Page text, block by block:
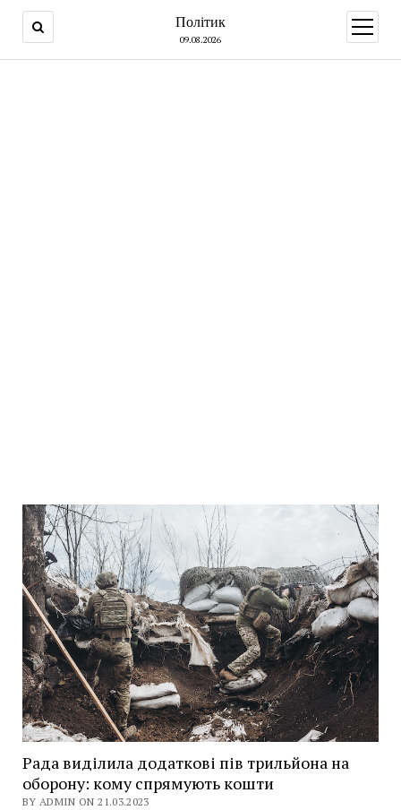
Політик
09.08.2026
open
menu
Рада виділила додаткові пів трильйона на
оборону: кому спрямують кошти
BY ADMIN ON 21.03.2023